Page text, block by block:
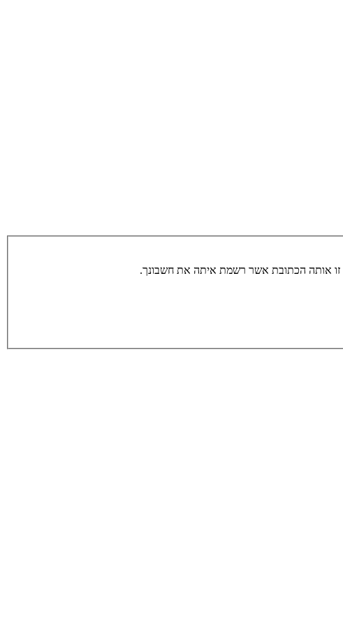
זו אותה הכתובת אשר רשמת איתה את חשבונך.